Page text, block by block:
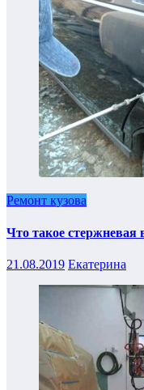
Ремонт кузова
Что такое
21.08.2019 Екатерина